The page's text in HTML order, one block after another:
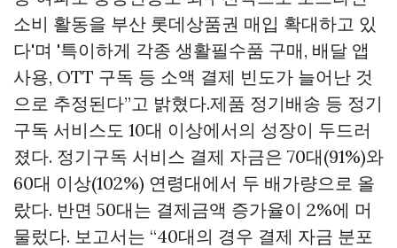
소비 활동을 부산 롯데상품권 매입 확대하고 있
다'며 '특이하게 각종 생활필수품 구매, 배달 앱
사용, OTT 구독 등 소액 결제 빈도가 늘어난 것
으로 추정된다”고 밝혔다.제품 정기배송 등 정기
구독 서비스도 10대 이상에서의 성장이 두드러
졌다. 정기구독 서비스 결제 자금은 70대(91%)와
60대 이상(102%) 연령대에서 두 배가량으로 올
랐다. 반면 50대는 결제금액 증가율이 2%에 머
물렀다. 보고서는 “40대의 경우 결제 자금 분포